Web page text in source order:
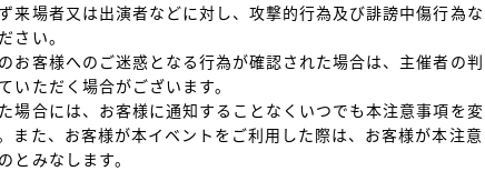
来場者又は出演者などに対し、攻撃的行為及び誹謗中傷行為な
さい。
お客様へのご迷惑となる行為が確認された場合は、主催者の判
いただく場合がございます。
場合には、お客様に通知することなくいつでも本注意事項を変
また、お客様が本イベントをご利用した際は、お客様が本注意
とみなします。